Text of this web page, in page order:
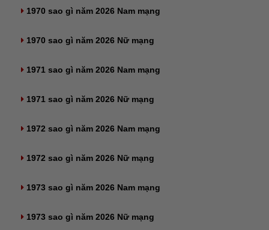
1970 sao gì năm 2026 Nam mạng
1970 sao gì năm 2026 Nữ mạng
1971 sao gì năm 2026 Nam mạng
1971 sao gì năm 2026 Nữ mạng
1972 sao gì năm 2026 Nam mạng
1972 sao gì năm 2026 Nữ mạng
1973 sao gì năm 2026 Nam mạng
1973 sao gì năm 2026 Nữ mạng